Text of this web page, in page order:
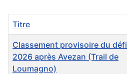
Titre
Classement provisoire du défi
2026 après Avezan (Trail de
Loumagno)